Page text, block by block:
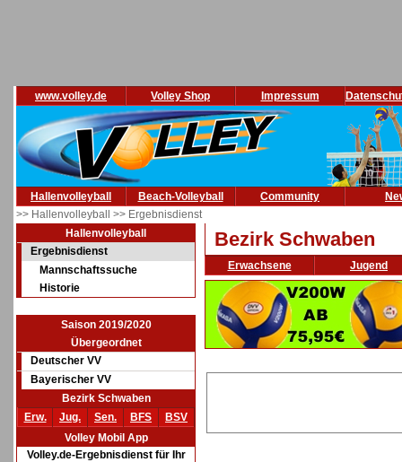
www.volley.de Volley Shop Impressum
Hallenvolleyball Beach-Volleyball Community
>> Hallenvolleyball >> Ergebnisdienst
Hallenvolleyball
Ergebnisdienst
Mannschaftssuche
Historie
Saison 2019/2020
Übergeordnet
Deutscher VV
Bayerischer VV
Bezirk Schwaben
Erw.
Jug. Sen. BFS
BSV
Volley Mobil App
Volley.de-Ergebnisdienst für Ihr
Bezirk Schwaben
Erwachsene Jugend